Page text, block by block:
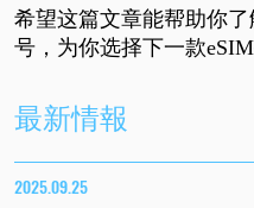
希望这篇文章能帮助你
号，为你选择下一款eSIM
最新情報
2025.09.25